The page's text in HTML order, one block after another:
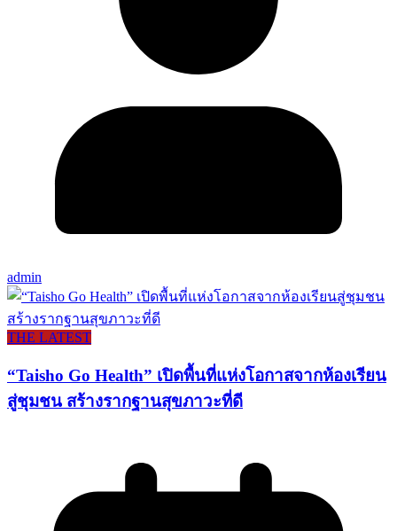
admin
THE LATEST
“Taisho Go Health” เปิดพื้นที่แห่งโอกาสจากห้องเรียน
สู่ชุมชน สร้างรากฐานสุขภาวะที่ดี